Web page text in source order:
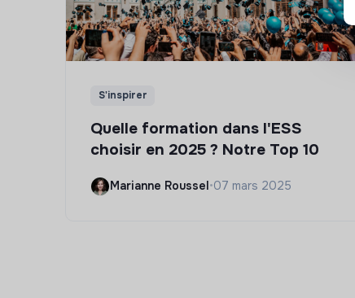
S'inspirer
Quelle formation dans l'ESS
choisir en 2025 ? Notre Top 10
Marianne Roussel•07 mars 2025